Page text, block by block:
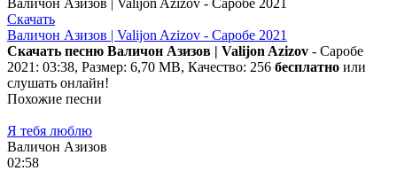
Скачать
Валичон Азизов | Valijon Azizov - Саробе 2021
Скачать песню Валичон Азизов | Valijon Azizov - Саробе
2021: 03:38, Размер: 6,70 MB, Качество: 256 бесплатно или
слушать онлайн!
Похожие песни
Я тебя люблю
Валичон Азизов
02:58